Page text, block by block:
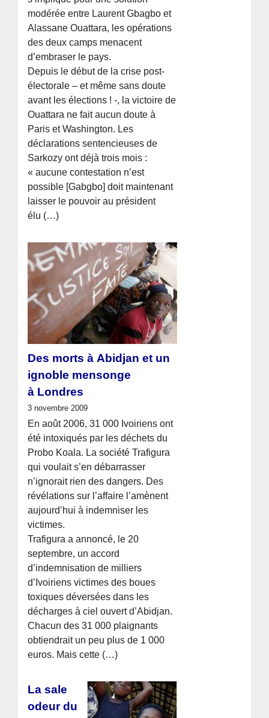
modérée entre Laurent Gbagbo et
Alassane Ouattara, les opérations
des deux camps menacent
d’embraser le pays.
Depuis le début de la crise post-
électorale – et même sans doute
avant les élections ! -, la victoire de
Ouattara ne fait aucun doute à
Paris et Washington. Les
déclarations sentencieuses de
Sarkozy ont déjà trois mois :
« aucune contestation n’est
possible [Gabgbo] doit maintenant
laisser le pouvoir au président
élu (…)
Des morts à Abidjan et un
ignoble mensonge
à Londres
3 novembre 2009
En août 2006, 31 000 Ivoiriens ont
été intoxiqués par les déchets du
Probo Koala. La société Trafigura
qui voulait s’en débarrasser
n’ignorait rien des dangers. Des
révélations sur l’affaire l’amènent
aujourd’hui à indemniser les
victimes.
Trafigura a annoncé, le 20
septembre, un accord
d’indemnisation de milliers
d’Ivoiriens victimes des boues
toxiques déversées dans les
décharges à ciel ouvert d’Abidjan.
Chacun des 31 000 plaignants
obtiendrait un peu plus de 1 000
euros. Mais cette (…)
La sale
odeur du